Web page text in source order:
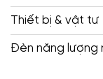
Thiết bị & vật tư
Đèn năng lượng